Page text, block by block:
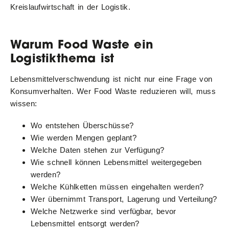
Kreislaufwirtschaft in der Logistik.
Warum Food Waste ein
Logistikthema ist
Lebensmittelverschwendung ist nicht nur eine Frage von
Konsumverhalten. Wer Food Waste reduzieren will, muss
wissen:
Wo entstehen Überschüsse?
Wie werden Mengen geplant?
Welche Daten stehen zur Verfügung?
Wie schnell können Lebensmittel weitergegeben
werden?
Welche Kühlketten müssen eingehalten werden?
Wer übernimmt Transport, Lagerung und Verteilung?
Welche Netzwerke sind verfügbar, bevor
Lebensmittel entsorgt werden?